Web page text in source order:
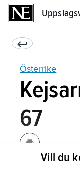
Österrike
67
Vill du